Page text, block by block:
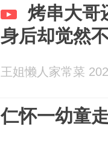
烤串大哥
身后却觉然
王姐懒人家常菜
仁怀一幼童